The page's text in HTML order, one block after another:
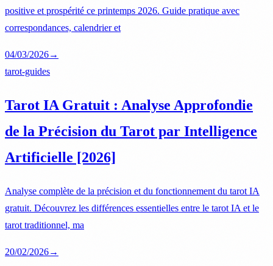
positive et prospérité ce printemps 2026. Guide pratique avec
correspondances, calendrier et
04/03/2026→
tarot-guides
Tarot IA Gratuit : Analyse Approfondie
de la Précision du Tarot par Intelligence
Artificielle [2026]
Analyse complète de la précision et du fonctionnement du tarot IA
gratuit. Découvrez les différences essentielles entre le tarot IA et le
tarot traditionnel, ma
20/02/2026→